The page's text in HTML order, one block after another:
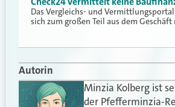
Das Vergleichs- und
sich zum großen Teil aus dem
Autorin
Minzia Kolberg ist
der Pfefferminzia-